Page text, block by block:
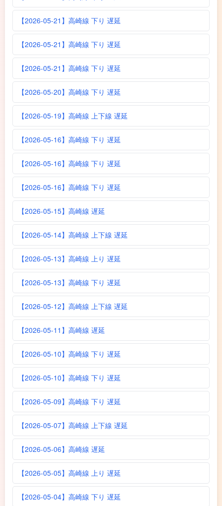
【2026-05-21】高崎線 下り 遅延
【2026-05-21】高崎線 下り 遅延
【2026-05-21】高崎線 下り 遅延
【2026-05-20】高崎線 下り 遅延
【2026-05-19】高崎線 上下線 遅延
【2026-05-16】高崎線 下り 遅延
【2026-05-16】高崎線 下り 遅延
【2026-05-16】高崎線 下り 遅延
【2026-05-15】高崎線 遅延
【2026-05-14】高崎線 上下線 遅延
【2026-05-13】高崎線 上り 遅延
【2026-05-13】高崎線 下り 遅延
【2026-05-12】高崎線 上下線 遅延
【2026-05-11】高崎線 遅延
【2026-05-10】高崎線 下り 遅延
【2026-05-10】高崎線 下り 遅延
【2026-05-09】高崎線 下り 遅延
【2026-05-07】高崎線 上下線 遅延
【2026-05-06】高崎線 遅延
【2026-05-05】高崎線 上り 遅延
【2026-05-04】高崎線 下り 遅延